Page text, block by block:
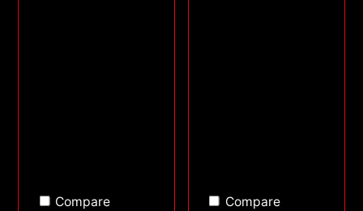
Compare Compare